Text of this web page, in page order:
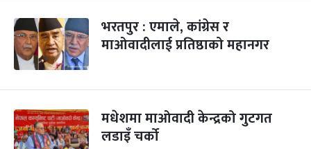
भरतपुर : एमाले, कांग्रेस र
माओवादीलाई प्रतिष्ठाको महानगर
मधेशमा माओवादी केन्द्रको गुटगत
लडाइँ चर्को